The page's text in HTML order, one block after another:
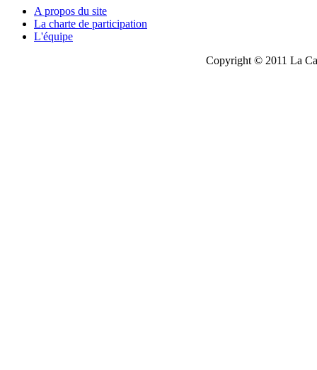
A propos du site
La charte de participation
L'équipe
Copyright © 2011 La